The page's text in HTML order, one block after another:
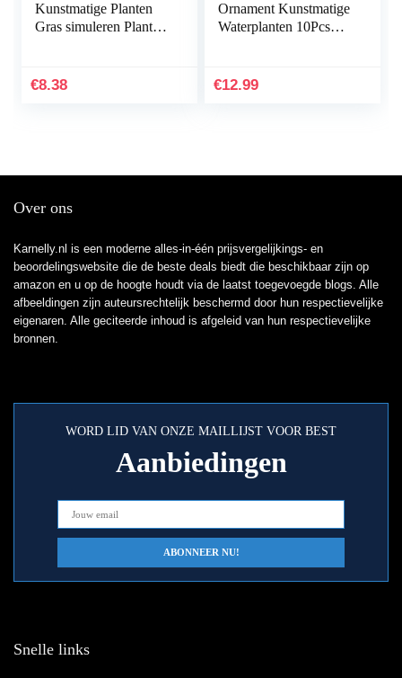
Kunstmatige Planten
Gras simuleren Planten
Aquarium Groen
€8.38
Ornament Kunstmatige
Waterplanten 10Pcs
Aquarium Planten
€12.99
Over ons
Karnelly.nl is een moderne alles-in-één prijsvergelijkings- en
beoordelingswebsite die de beste deals biedt die beschikbaar zijn op
amazon en u op de hoogte houdt via de laatst toegevoegde blogs. Alle
afbeeldingen zijn auteursrechtelijk beschermd door hun respectievelijke
eigenaren. Alle geciteerde inhoud is afgeleid van hun respectievelijke
bronnen.
WORD LID VAN ONZE MAILLIJST VOOR BEST
Aanbiedingen
Snelle links